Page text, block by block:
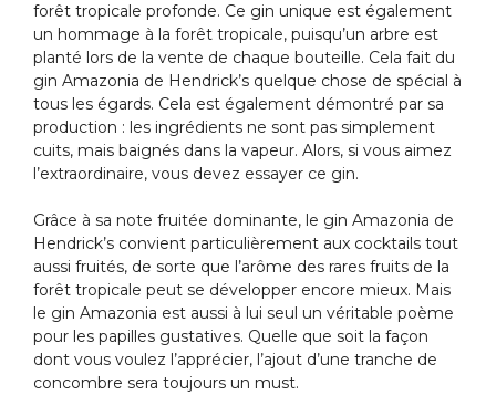
forêt tropicale profonde. Ce gin unique est également
un hommage à la forêt tropicale, puisqu’un arbre est
planté lors de la vente de chaque bouteille. Cela fait du
gin Amazonia de Hendrick’s quelque chose de spécial à
tous les égards. Cela est également démontré par sa
production : les ingrédients ne sont pas simplement
cuits, mais baignés dans la vapeur. Alors, si vous aimez
l’extraordinaire, vous devez essayer ce gin.
Grâce à sa note fruitée dominante, le gin Amazonia de
Hendrick’s convient particulièrement aux cocktails tout
aussi fruités, de sorte que l’arôme des rares fruits de la
forêt tropicale peut se développer encore mieux. Mais
le gin Amazonia est aussi à lui seul un véritable poème
pour les papilles gustatives. Quelle que soit la façon
dont vous voulez l’apprécier, l’ajout d’une tranche de
concombre sera toujours un must.